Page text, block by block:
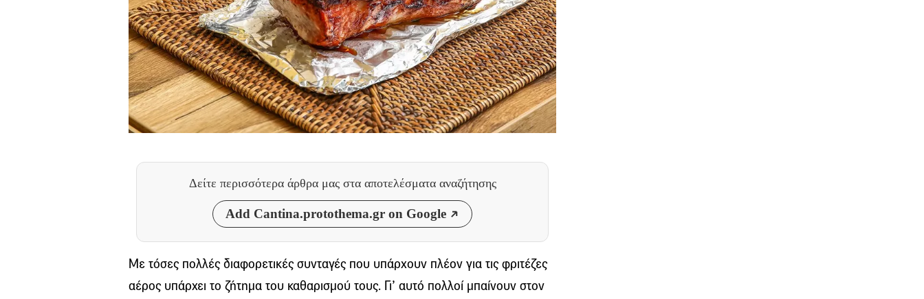
Δείτε περισσότερα άρθρα μας στα αποτελέσματα αναζήτησης
Add Cantina.protothema.gr on Google
Με τόσες πολλές διαφορετικές συνταγές που υπάρχουν πλέον για τις φριτέζες
αέρος υπάρχει το ζήτημα του καθαρισμού τους. Γι’ αυτό πολλοί μπαίνουν στον